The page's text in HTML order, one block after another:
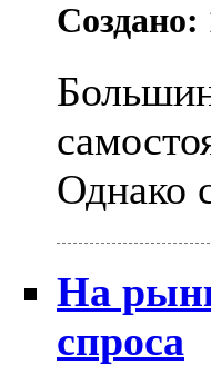
Создано:
Однако
На
спроса